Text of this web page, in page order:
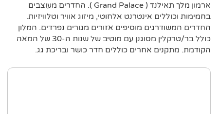
ארמון מלך תאילנד ( Grand Palace ). החדרים מעוצבים
בחמימות וכוללים אינטרנט אלחוטי, מיזוג אוויר וטלוויזיות.
החדרים המשודרגים מוסיפים אזורים מגורים נפרדים. המלון
כולל בר/טרקלין מסוגנן עם מוטיב של שנות ה-30 של המאה
הקודמת. מתקנים אחרים כוללים חדר כושר ובריכת גג.